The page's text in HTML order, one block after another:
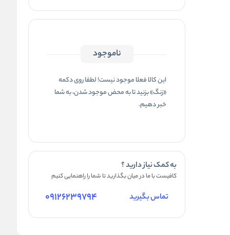
ناموجود
این کالا فعلا موجود نیست! لطفا روی دکمه
«زنگ» بزنید تا به محض موجود شدن، به شما
خبر دهیم.
به کمک نیاز دارید ؟
کافیست با ما در میان بگذارید تا شما را راهنمایی کنیم
تماس بگیرید 09126239794